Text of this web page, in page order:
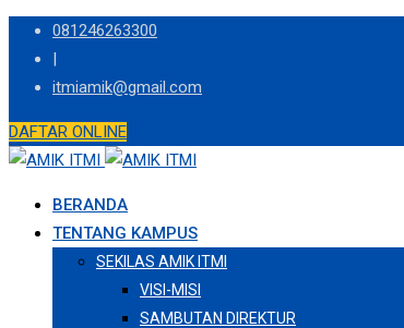
Skip
content
081246263300
|
itmiamik@gmail.com
DAFTAR ONLINE
BERANDA
TENTANG KAMPUS
SEKILAS AMIK ITMI
VISI-MISI
SAMBUTAN DIREKTUR